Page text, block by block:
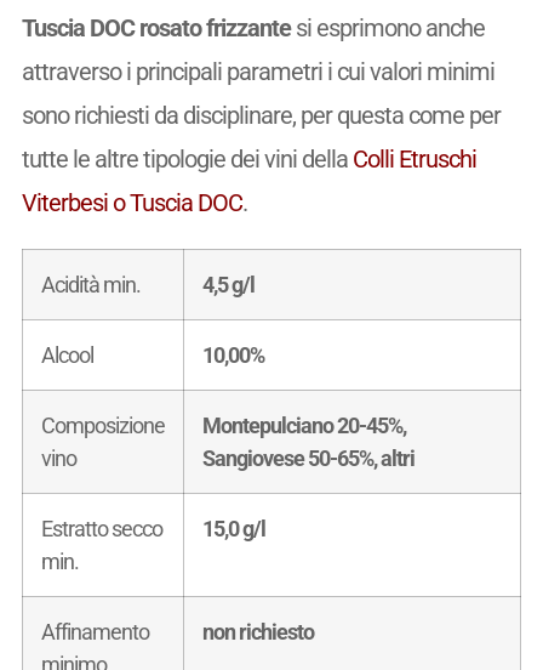
Tuscia DOC rosato frizzantesi esprimono anche
attraverso i principali parametri i cui valori minimi
sono richiesti da disciplinare, per questa come per
tutte le altre tipologie dei vini della Colli Etruschi
Viterbesi o Tuscia DOC.
Acidità min. 4,5 g/l
Alcool 10,00%
Composizione
vino
Montepulciano 20-45%,
Sangiovese 50-65%, altri
Estratto secco
min.
15,0 g/l
Affinamento
minimo
non richiesto